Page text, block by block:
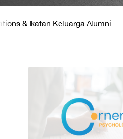
& Ikatan Keluarga Alumni